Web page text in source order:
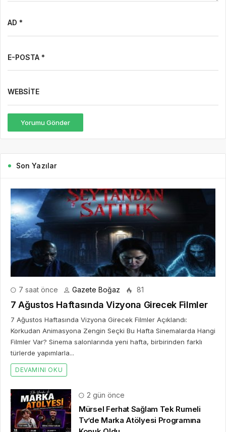
AD *
E-POSTA *
WEBSITE
Yorumu Gönder
Son Yazılar
7 saat önce Gazete Boğaz 81
7 Ağustos Haftasında Vizyona Girecek Filmler
7 Ağustos Haftasında Vizyona Girecek Filmler Açıklandı:
Korkudan Animasyona Zengin Seçki Bu Hafta Sinemalarda Hangi
Filmler Var? Sinema salonlarında yeni hafta, birbirinden farklı
türlerde yapımlarla...
DEVAMINI OKU
2 gün önce
Mürsel Ferhat Sağlam Tek Rumeli
Tv’de Marka Atölyesi Programına